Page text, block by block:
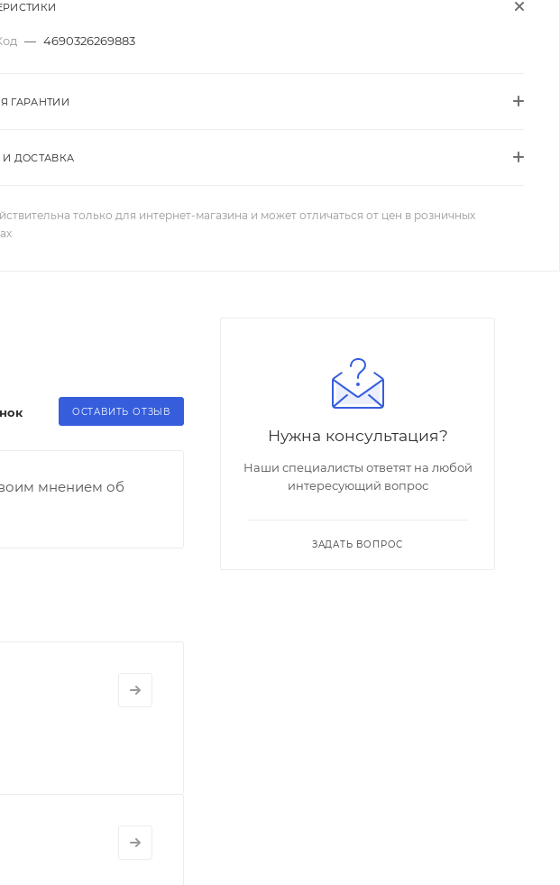
— 4690326269883
ГАРАНТИИ
ДОСТАВКА
только для интернет-магазина и может отличаться от цен в розничных
ОСТАВИТЬ ОТЗЫВ
мнением об
Нужна консультация?
Наши специалисты ответят на любой
интересующий вопрос
ЗАДАТЬ ВОПРОС